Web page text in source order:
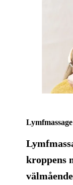
Lymfmassage
kroppens